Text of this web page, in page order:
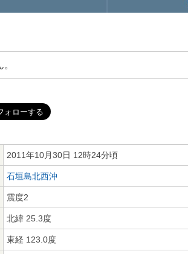
2011年10月30日 12時24分頃
石垣島北西沖
震度2
北緯 25.3度
東経 123.0度